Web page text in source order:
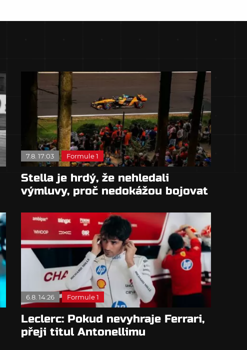
7.8. 17:03 Formule 1
Stella je hrdý, že nehledali
výmluvy, proč nedokážou bojovat
6.8. 14:26 Formule 1
Leclerc: Pokud nevyhraje Ferrari,
přeji titul Antonellimu